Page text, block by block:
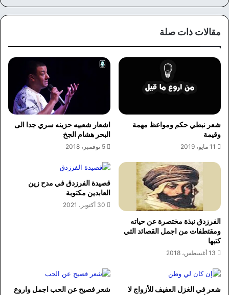
وك
مقالات ذات صلة
شعر نبطي حكم ومواعظ مهمة
وقيمة
11 مايو، 2019
اشعار شعبيه حزينه سري جدا الى
البحر هشام الجخ
5 نوفمبر، 2018
الفرزدق نبذة مختصرة عن حياته
ومقتطفات من اجمل القصائد التي
كتبها
13 أغسطس، 2018
قصيدة الفرزدق في مدح زين
العابدين مكتوبة
30 أكتوبر، 2021
شعر في الغزل العفيف للأزواج لا
شعر فصيح عن الحب اجمل واروع